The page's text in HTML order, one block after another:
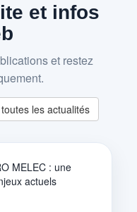
et infos
et restez
les actualités